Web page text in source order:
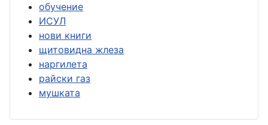
обучение
ИСУЛ
нови книги
щитовидна жлеза
наргилета
райски газ
мушката